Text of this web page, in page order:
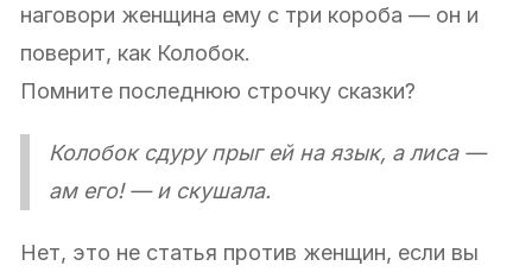
наговори женщина ему с три короба — он и
поверит, как Колобок.
Помните последнюю строчку сказки?
Колобок сдуру прыг ей на язык, а лиса —
ам его! — и скушала.
Нет, это не статья против женщин, если вы